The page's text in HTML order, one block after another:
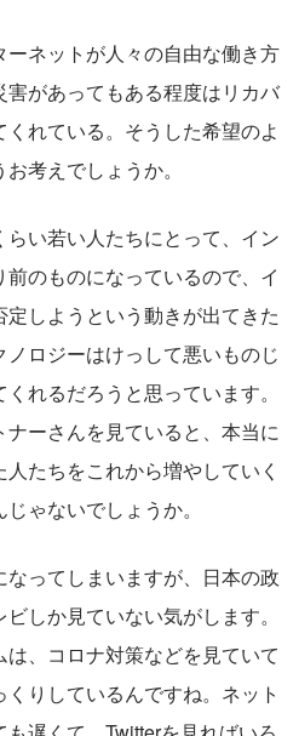
ネットが人々の自由な働き方
があってもある程度はリカバ
れている。そうした希望のよ
考えでしょうか。
い若い人たちにとって、イン
のものになっているので、イ
しようという動きが出てきた
ロジーはけっして悪いものじ
れるだろうと思っています。
ーさんを見ていると、本当に
たちをこれから増やしていく
ゃないでしょうか。
ってしまいますが、日本の政
しか見ていない気がします。
、コロナ対策などを見ていて
りしているんですね。ネット